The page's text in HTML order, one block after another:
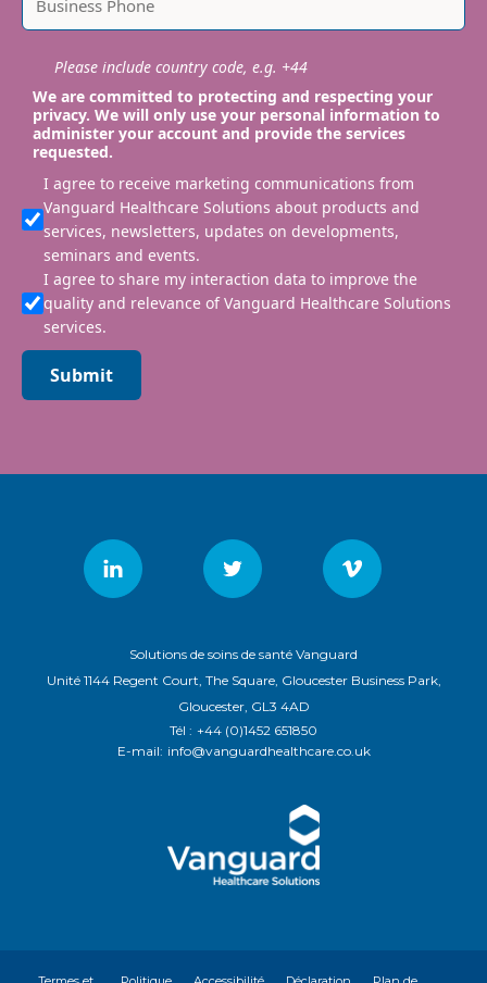
Please include country code, e.g. +44
We are committed to protecting and respecting your
privacy. We will only use your personal information to
administer your account and provide the services
requested.
I agree to receive marketing communications from
Vanguard Healthcare Solutions about products and
services, newsletters, updates on developments,
seminars and events.
I agree to share my interaction data to improve the
quality and relevance of Vanguard Healthcare Solutions
services.
Submit
Solutions de soins de santé Vanguard
Unité 1144 Regent Court, The Square, Gloucester Business Park,
Gloucester, GL3 4AD
Tél : +44 (0)1452 651850
E-mail: info@vanguardhealthcare.co.uk